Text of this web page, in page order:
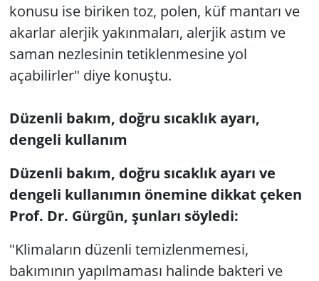
konusu ise biriken toz, polen, küf mantarı ve
akarlar alerjik yakınmaları, alerjik astım ve
saman nezlesinin tetiklenmesine yol
açabilirler" diye konuştu.
Düzenli bakım, doğru sıcaklık ayarı,
dengeli kullanım
Düzenli bakım, doğru sıcaklık ayarı ve
dengeli kullanımın önemine dikkat çeken
Prof. Dr. Gürgün, şunları söyledi:
"Klimaların düzenli temizlenmemesi,
bakımının yapılmaması halinde bakteri ve